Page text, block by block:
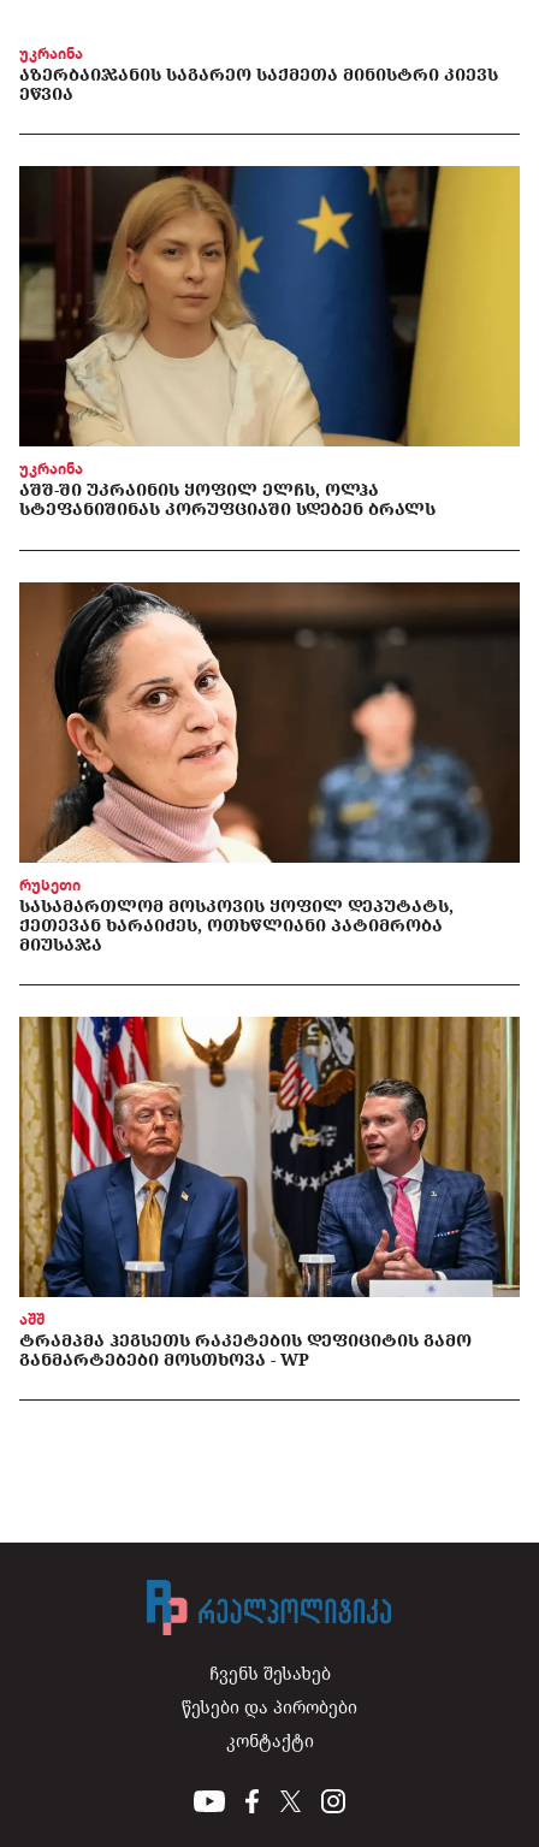
უკრაინა
ᲐᲖᲔᲠᲑᲐᲘᲯᲐᲜᲘᲡ ᲡᲐᲒᲐᲠᲔᲝ ᲡᲐᲥᲛᲔᲗᲐ ᲛᲘᲜᲘᲡᲢᲠᲘ ᲙᲘᲔᲕᲡ
ᲔᲬᲕᲘᲐ
უკრაინა
ᲐᲨᲨ-ᲨᲘ ᲣᲙᲠᲐᲘᲜᲘᲡ ᲧᲝᲤᲘᲚ ᲔᲚᲩᲡ, ᲝᲚᲰᲐ
ᲡᲢᲔᲤᲐᲜᲘᲨᲘᲜᲐᲡ ᲙᲝᲠᲣᲤᲪᲘᲐᲨᲘ ᲡᲓᲔᲑᲔᲜ ᲑᲠᲐᲚᲡ
რუსეთი
ᲡᲐᲡᲐᲛᲐᲠᲗᲚᲝᲛ ᲛᲝᲡᲙᲝᲕᲘᲡ ᲧᲝᲤᲘᲚ ᲓᲔᲞᲣᲢᲐᲢᲡ,
ᲥᲔᲗᲔᲕᲐᲜ ᲮᲐᲠᲐᲘᲫᲔᲡ, ᲝᲗᲮᲬᲚᲘᲐᲜᲘ ᲞᲐᲢᲘᲛᲠᲝᲑᲐ
ᲛᲘᲣᲡᲐᲯᲐ
აშშ
ᲢᲠᲐᲛᲞᲛᲐ ᲰᲔᲒᲡᲔᲗᲡ ᲠᲐᲙᲔᲢᲔᲑᲘᲡ ᲓᲔᲤᲘᲪᲘᲢᲘᲡ ᲒᲐᲛᲝ
ᲒᲐᲜᲛᲐᲠᲢᲔᲑᲔᲑᲘ ᲛᲝᲡᲗᲮᲝᲕᲐ - WP
ჩვენს შესახებ
წესები და პირობები
კონტაქტი